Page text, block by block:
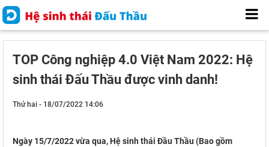
TOP Công nghiệp 4.0 Việt Nam 2022: Hệ
sinh thái Đấu Thầu được vinh danh!
Thứ hai - 18/07/2022 14:06
Ngày 15/7/2022 vừa qua, Hệ sinh thái Đầu Thầu (Bao gồm